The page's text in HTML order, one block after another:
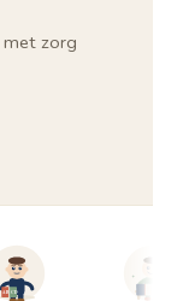
met zorg